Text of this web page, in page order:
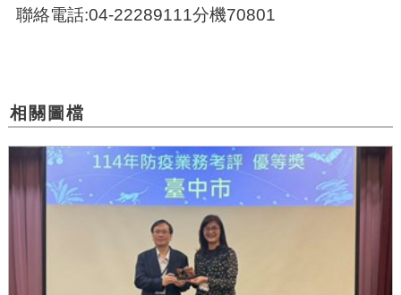
聯絡電話:04-22289111分機70801
相關圖檔